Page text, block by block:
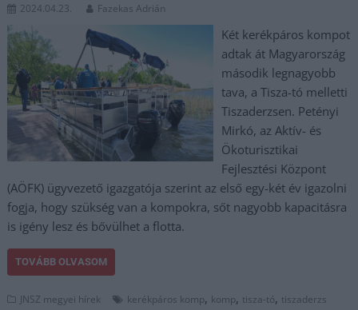
2024.04.23. Fazekas Adrián
Két kerékpáros kompot
adtak át Magyarország
második legnagyobb
tava, a Tisza-tó melletti
Tiszaderzsen. Petényi
Mirkó, az Aktív- és
Ökoturisztikai
Fejlesztési Központ
(AÖFK) ügyvezető igazgatója szerint az első egy-két év igazolni
fogja, hogy szükség van a kompokra, sőt nagyobb kapacitásra
is igény lesz és bővülhet a flotta.
TOVÁBB OLVASOM
JNSZ megyei hírek kerékpáros komp, komp, tisza-tó, tiszaderzs